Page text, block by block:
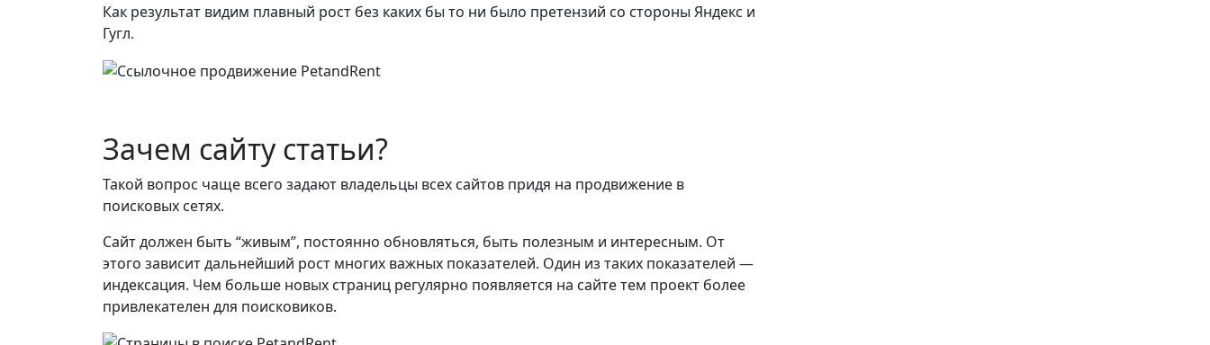
Как результат видим плавный рост без каких бы то ни было претензий со стороны Яндекс и
Гугл.
Зачем сайту статьи?
Такой вопрос чаще всего задают владельцы всех сайтов придя на продвижение в
поисковых сетях.
Сайт должен быть “живым”, постоянно обновляться, быть полезным и интересным. От
этого зависит дальнейший рост многих важных показателей. Один из таких показателей —
индексация. Чем больше новых страниц регулярно появляется на сайте тем проект более
привлекателен для поисковиков.